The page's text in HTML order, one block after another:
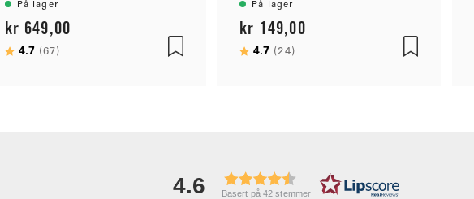
På lager
kr 649,00
Karakter:
4.7 (67)
På lager
kr 149,00
Karakter:
4.7 (24)
4.6 Basert på 42 stemmer